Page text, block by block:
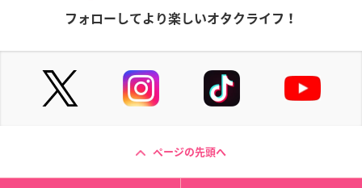
フォローしてより楽しいオタクライフ！
ページの先頭へ